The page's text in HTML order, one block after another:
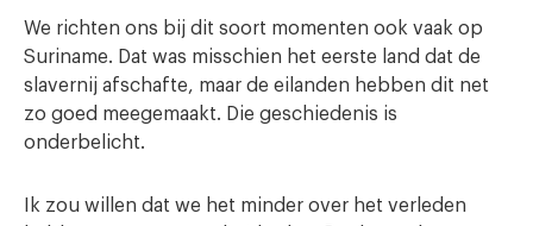
We richten ons bij dit soort momenten ook vaak op
Suriname. Dat was misschien het eerste land dat de
slavernij afschafte, maar de eilanden hebben dit net
zo goed meegemaakt. Die geschiedenis is
onderbelicht.
Ik zou willen dat we het minder over het verleden